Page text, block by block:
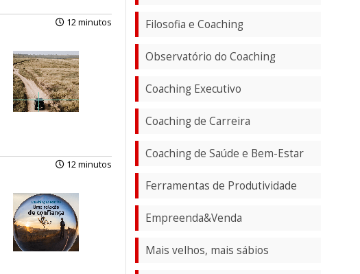
12 minutos
12 minutos
Filosofia e Coaching
Observatório do Coaching
Coaching Executivo
Coaching de Carreira
Coaching de Saúde e Bem-Estar
Ferramentas de Produtividade
Empreenda&Venda
Mais velhos, mais sábios